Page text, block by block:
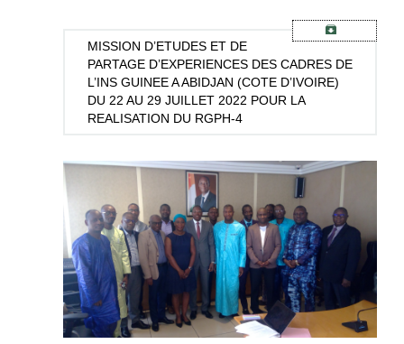
MISSION D’ETUDES ET DE
PARTAGE D’EXPERIENCES DES CADRES DE
L’INS GUINEE A ABIDJAN (COTE D’IVOIRE)
DU 22 AU 29 JUILLET 2022 POUR LA
REALISATION DU RGPH-4